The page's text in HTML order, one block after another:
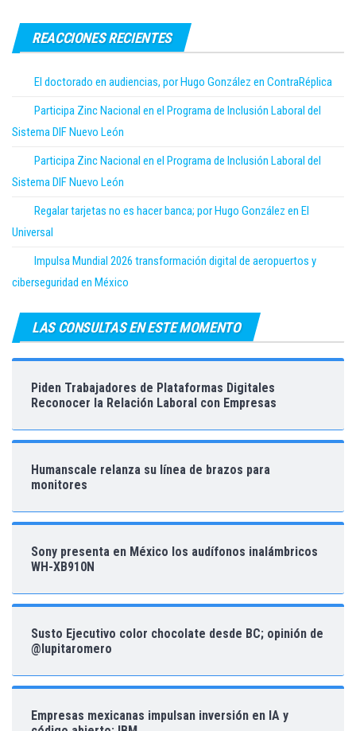
REACCIONES RECIENTES
El doctorado en audiencias, por Hugo González en ContraRéplica
Participa Zinc Nacional en el Programa de Inclusión Laboral del
Sistema DIF Nuevo León
Participa Zinc Nacional en el Programa de Inclusión Laboral del
Sistema DIF Nuevo León
Regalar tarjetas no es hacer banca; por Hugo González en El
Universal
Impulsa Mundial 2026 transformación digital de aeropuertos y
ciberseguridad en México
LAS CONSULTAS EN ESTE MOMENTO
Piden Trabajadores de Plataformas Digitales
Reconocer la Relación Laboral con Empresas
Humanscale relanza su línea de brazos para
monitores
Sony presenta en México los audífonos inalámbricos
WH-XB910N
Susto Ejecutivo color chocolate desde BC; opinión de
@lupitaromero
Empresas mexicanas impulsan inversión en IA y